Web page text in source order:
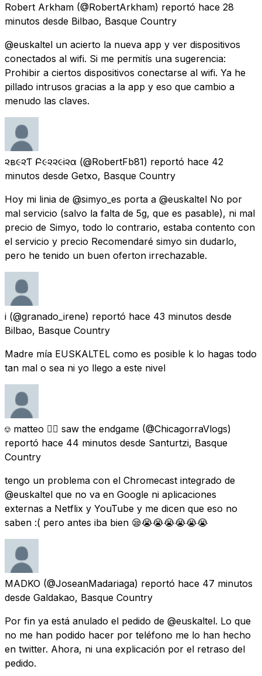
Robert Arkham (@RobertArkham) reportó hace 28
minutos desde Bilbao, Basque Country
@euskaltel un acierto la nueva app y ver dispositivos
conectados al wifi. Si me permitís una sugerencia:
Prohibir a ciertos dispositivos conectarse al wifi. Ya he
pillado intrusos gracias a la app y eso que cambio a
menudo las claves.
૨ѳв૯૨Ƭѳ Բ૯૨૨૯i૨α (@RobertFb81) reportó hace 42
minutos desde Getxo, Basque Country
Hoy mi linia de @simyo_es porta a @euskaltel No por
mal servicio (salvo la falta de 5g, que es pasable), ni mal
precio de Simyo, todo lo contrario, estaba contento con
el servicio y precio Recomendaré simyo sin dudarlo,
pero he tenido un buen oferton irrechazable.
i (@granado_irene) reportó hace 43 minutos desde
Bilbao, Basque Country
Madre mía EUSKALTEL como es posible k lo hagas todo
tan mal o sea ni yo llego a este nivel
⎊ matteo 🏳️‍🌈 saw the endgame (@ChicagorraVlogs)
reportó hace 44 minutos desde Santurtzi, Basque
Country
tengo un problema con el Chromecast integrado de
@euskaltel que no va en Google ni aplicaciones
externas a Netflix y YouTube y me dicen que eso no
saben :( pero antes iba bien 😪😭😭😭😭😭😭
MADKO (@JoseanMadariaga) reportó hace 47 minutos
desde Galdakao, Basque Country
Por fin ya está anulado el pedido de @euskaltel. Lo que
no me han podido hacer por teléfono me lo han hecho
en twitter. Ahora, ni una explicación por el retraso del
pedido.